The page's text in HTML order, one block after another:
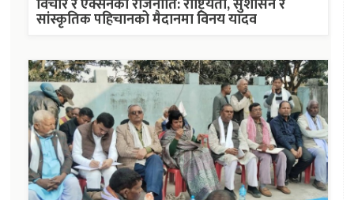
सांस्कृतिक पहिचानको मैदानमा विनय यादव